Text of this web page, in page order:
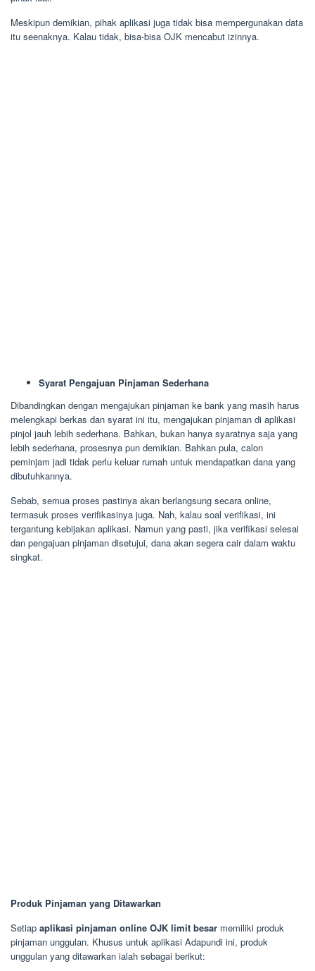
Meskipun demikian, pihak aplikasi juga tidak bisa mempergunakan data
itu seenaknya. Kalau tidak, bisa-bisa OJK mencabut izinnya.
Syarat Pengajuan Pinjaman Sederhana
Dibandingkan dengan mengajukan pinjaman ke bank yang masih harus
melengkapi berkas dan syarat ini itu, mengajukan pinjaman di aplikasi
pinjol jauh lebih sederhana. Bahkan, bukan hanya syaratnya saja yang
lebih sederhana, prosesnya pun demikian. Bahkan pula, calon
peminjam jadi tidak perlu keluar rumah untuk mendapatkan dana yang
dibutuhkannya.
Sebab, semua proses pastinya akan berlangsung secara online,
termasuk proses verifikasinya juga. Nah, kalau soal verifikasi, ini
tergantung kebijakan aplikasi. Namun yang pasti, jika verifikasi selesai
dan pengajuan pinjaman disetujui, dana akan segera cair dalam waktu
singkat.
Produk Pinjaman yang Ditawarkan
Setiap aplikasi pinjaman online OJK limit besar memiliki produk
pinjaman unggulan. Khusus untuk aplikasi Adapundi ini, produk
unggulan yang ditawarkan ialah sebagai berikut: